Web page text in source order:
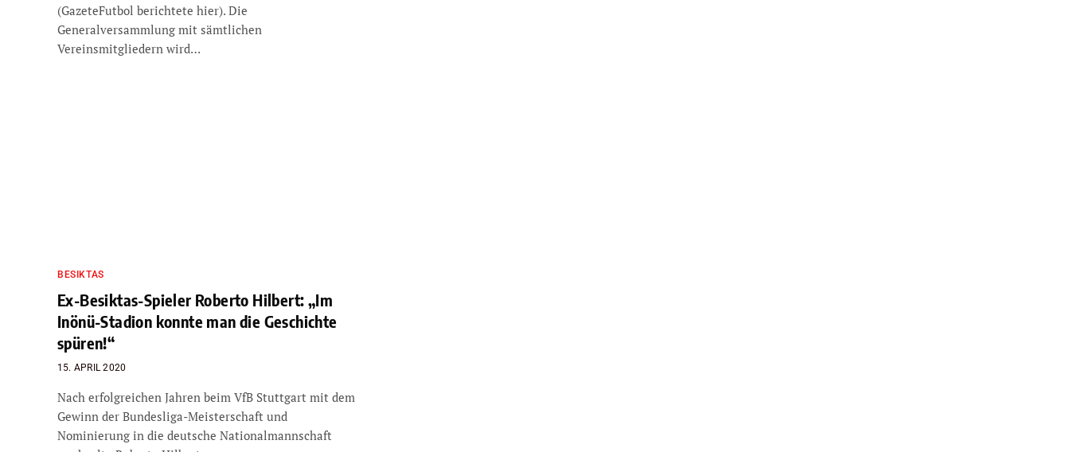
(GazeteFutbol berichtete hier). Die
Generalversammlung mit sämtlichen
Vereinsmitgliedern wird…
BESIKTAS
Ex-Besiktas-Spieler Roberto Hilbert: „Im
Inönü-Stadion konnte man die Geschichte
spüren!“
15. APRIL 2020
Nach erfolgreichen Jahren beim VfB Stuttgart mit dem
Gewinn der Bundesliga-Meisterschaft und
Nominierung in die deutsche Nationalmannschaft